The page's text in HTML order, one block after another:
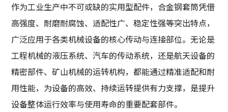
作为工业生产中不可或缺的实用型配件，合金钢套筒凭借
高强度、耐磨耐腐蚀、适配性广、稳定性强等突出特点，
广泛应用于各类机械设备的核心传动与连接部位。无论是
工程机械的液压系统、汽车的传动系统，还是航天设备的
精密部件、矿山机械的运转机构，都能通过精准适配和耐
用性能，为设备的高效、持续运转提供有力支撑，是提升
设备整体运行效率与使用寿命的重要配套部件。